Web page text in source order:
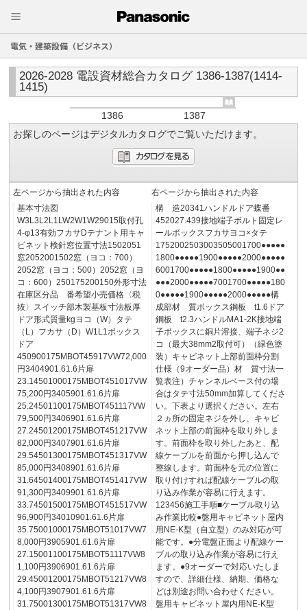
電気・建築設備（ビジネス）
2026-2028 電設資材総合カタログ 1386-1387(1414-
1415)
1386
1387
お探しのページはデジタルカタログでご覧いただけます。
左ページから抽出された内容
基本寸法図
W3L3L2L1LW2W1W29015取付孔
4‐φ13有効フカサDテナント用キャ
ビネット検針窓位置寸法1502051
窓2052001502窓（ヨコ：700）
2052窓（ヨコ：500）2052窓（ヨ
コ：600）250175200150外形寸法
在庫区分品 番希望小売価格〈税
抜〉スイッチ部木製基板寸法板厚
ドア形式質量kgヨコ（W）タテ
（L）フカサ（D）W1L1ボックス
ドア
450900175MBOT45917VW72,000
円3404901.61.6片扉
23.14501000175MBOT451017VW
75,200円3405901.61.6片扉
25.24501100175MBOT451117VW
79,500円3406901.61.6片扉
27.24501200175MBOT451217VW
82,000円3407901.61.6片扉
29.54501300175MBOT451317VW
85,000円3408901.61.6片扉
31.64501400175MBOT451417VW
91,300円3409901.61.6片扉
33.74501500175MBOT451517VW
96,900円34010901.61.6片扉
35.75001000175MBOT51017VW7
8,000円3905901.61.6片扉
27.15001100175MBOT51117VW8
1,100円3906901.61.6片扉
29.45001200175MBOT51217VW8
4,100円3907901.61.6片扉
31.75001300175MBOT51317VW8
右ページから抽出された内容
構 造20341ハンドルドア蝶番
452027.439接地端子ボルト固定レ
ールボックスフカサヨコ×タテ
1752002503003505001700●●●●●
1800●●●●●1900●●●●●2000●●●●●
6001700●●●●●1800●●●●●1900●●
●●●2000●●●●●7001700●●●●●180
0●●●●●1900●●●●●2000●●●●●構
成部材 質ボックス鋼板 t1.6ドア
鋼板 t2.3ハンドルMA1-2K接地端
子ボックスに銅片溶接、端子ネジ2
コ（最大38mm2取付可）（緑色塗
装）キャビネット上部前面枠分割
仕様（9オーダー品）材 質寸法一
覧表注）チャンネルベース付の場
合はタテ寸法50mm加算してくださ
い。下表より選択ください。左右
２ヵ所の固定ネジを外し、キャビ
ネット上部の前面枠を取り外しま
す。前面枠を取り外したあと、配
線ケーブルを前面から押し込んで
整線します。前面枠を元の位置に
取り付けすれば配線ケーブルの取
り込み作業が容易に行えます。
123456施工手順■ケーブル取り込
み作業比較●盤用キャビネット屋内
用NE-K型（自立型）のみ対応が可
能です。●分電盤正面より配線ケー
ブルの取り込み作業が容易に行え
ます。●9オーダーで対応いたしま
すので、詳細仕様、納期、価格な
どは別途お問い合わせください。
盤用キャビネット屋内用NE-K型